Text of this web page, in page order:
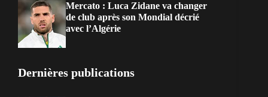
Mercato : Luca Zidane va changer
de club après son Mondial décrié
avec l’Algérie
Dernières publications